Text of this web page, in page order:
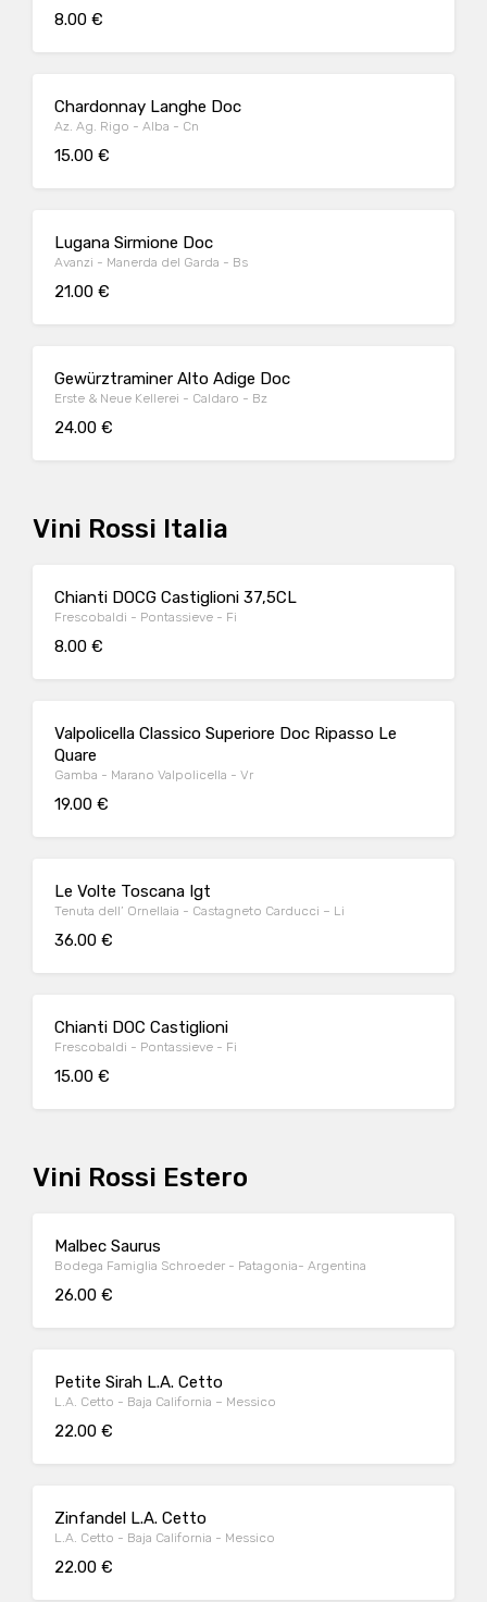
8.00 €
Chardonnay Langhe Doc
Az. Ag. Rigo - Alba - Cn
15.00 €
Lugana Sirmione Doc
Avanzi - Manerda del Garda - Bs
21.00 €
Gewürztraminer Alto Adige Doc
Erste & Neue Kellerei - Caldaro - Bz
24.00 €
Vini Rossi Italia
Chianti DOCG Castiglioni 37,5CL
Frescobaldi - Pontassieve - Fi
8.00 €
Valpolicella Classico Superiore Doc Ripasso Le
Quare
Gamba - Marano Valpolicella - Vr
19.00 €
Le Volte Toscana Igt
Tenuta dell’ Ornellaia - Castagneto Carducci – Li
36.00 €
Chianti DOC Castiglioni
Frescobaldi - Pontassieve - Fi
15.00 €
Vini Rossi Estero
Malbec Saurus
Bodega Famiglia Schroeder - Patagonia- Argentina
26.00 €
Petite Sirah L.A. Cetto
L.A. Cetto - Baja California – Messico
22.00 €
Zinfandel L.A. Cetto
L.A. Cetto - Baja California - Messico
22.00 €